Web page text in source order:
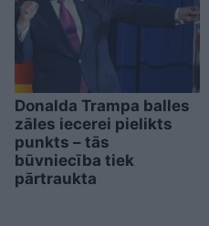
Donalda Trampa balles
zāles iecerei pielikts
punkts – tās
būvniecība tiek
pārtraukta